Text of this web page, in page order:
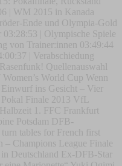
| WM 2015 in Kanada
Ende und Olympia-Gold
03:28:53 | Olympische Spiele
von Trainer:innen 03:49:44
| Verabschiedung
Quellenauswahl
World Cup Wenn
ins Gesicht – Vier
Finale 2013 VfL
1. FFC Frankfurt
Potsdam DFB-
tables for French first
– Champions League Finale
Deutschland Ex-DFB-Star